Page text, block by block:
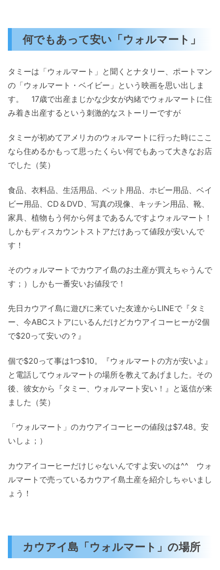
何でもあって安い「ウォルマート」
タミーは「ウォルマート」と聞くとナタリー、ポートマン
の「ウォルマート・ベイビー」という映画を思い出しま
す。 17歳で出産まじかな少女が内緒でウォルマートに住
み着き出産するという刺激的なストーリーですが
タミーが初めてアメリカのウォルマートに行った時にここ
なら住めるかもって思ったくらい何でもあって大きなお店
でした（笑）
食品、衣料品、生活用品、ペット用品、ホビー用品、ベイ
ビー用品、CD＆DVD、写真の現像、キッチン用品、靴、
家具、植物もう何から何まであるんですよウォルマート！
しかもディスカウントストアだけあって値段が安いんで
す！
そのウォルマートでカウアイ島のお土産が買えちゃうんで
す；）しかも一番安いお値段で！
先日カウアイ島に遊びに来ていた友達からLINEで『タミ
ー、今ABCストアにいるんだけどカウアイコーヒーが2個
で$20って安いの？』
個で$20って事は1つ$10。『ウォルマートの方が安いよ』
と電話してウォルマートの場所を教えてあげました。その
後、彼女から『タミー、ウォルマート安い！』と返信が来
ました（笑）
「ウォルマート」のカウアイコーヒーの値段は$7.48。安
いしょ；）
カウアイコーヒーだけじゃないんですよ安いのは^^ ウォ
ルマートで売っているカウアイ島土産を紹介しちゃいまし
ょう！
カウアイ島「ウォルマート」の場所